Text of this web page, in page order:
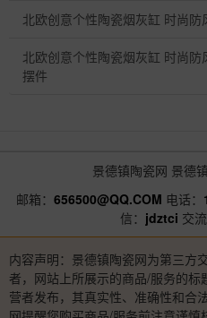
北欧创意个性陶瓷烟灰缸 时尚
北欧创意个性陶瓷烟灰缸 时尚
摆件
景德镇陶瓷网 景德
邮箱： 656500@QQ.COM 电话：
信： jdztci 交流
内容声明：景德镇陶瓷网为第三方
者，网站上所展示的商品/服务的
营者发布，其真实性、准确性和合